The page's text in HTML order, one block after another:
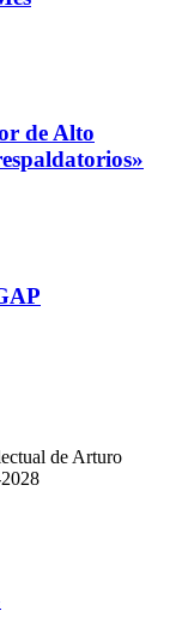
de Alto
de Arturo